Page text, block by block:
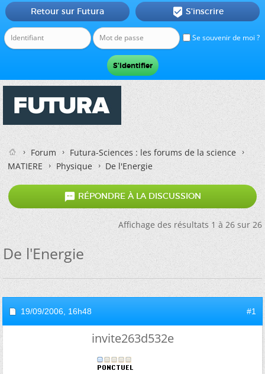
Se souvenir de moi ?
Retour sur Futura  S'inscrire
Forum
Futura-Sciences : les forums de la science
MATIERE
Physique De l'Energie
 RÉPONDRE À LA DISCUSSION
Affichage des résultats 1 à 26 sur 26
De l'Energie
19/09/2006, 16h48 #1
invite263d532e